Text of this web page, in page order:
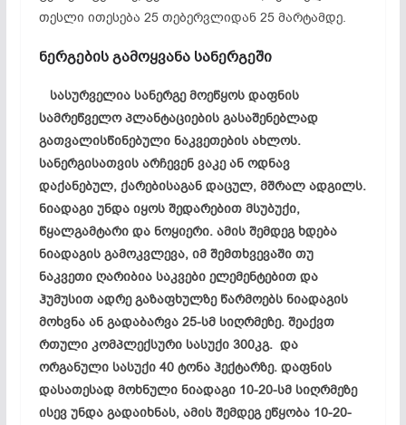
თესლი ითესება 25 თებერვლიდან 25 მარტამდე.
ნერგების გამოყვანა სანერგეში
სასურველია სანერგე მოეწყოს დაფნის
სამრეწველო პლანტაციების გასაშენებლად
გათვალისწინებული ნაკვეთების ახლოს.
სანერგისათვის არჩევენ ვაკე ან ოდნავ
დაქანებულ, ქარებისაგან დაცულ, მშრალ ადგილს.
ნიადაგი უნდა იყოს შედარებით მსუბუქი,
წყალგამტარი და ნოყიერი. ამის შემდეგ ხდება
ნიადაგის გამოკვლევა, იმ შემთხვევაში თუ
ნაკვეთი ღარიბია საკვები ელემენტებით და
ჰუმუსით ადრე გაზაფხულზე წარმოებს ნიადაგის
მოხვნა ან გადაბარვა 25-სმ სიღრმეზე. შეაქვთ
რთული კომპლექსური სასუქი 300კგ. და
ორგანული სასუქი 40 ტონა ჰექტარზე. დაფნის
დასათესად მოხნული ნიადაგი 10-20-სმ სიღრმეზე
ისევ უნდა გადაიხნას, ამის შემდეგ ეწყობა 10-20-